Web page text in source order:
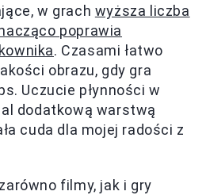
w grach wyższa liczba
poprawia
. Czasami łatwo
obrazu, gdy gra
Uczucie płynności w
dodatkową warstwą
cuda dla mojej radości z
filmy, jak i gry